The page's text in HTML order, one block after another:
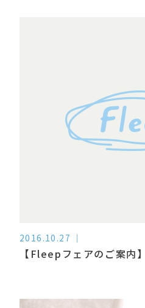
2016.10.27
【Fleepフェアのご案内】